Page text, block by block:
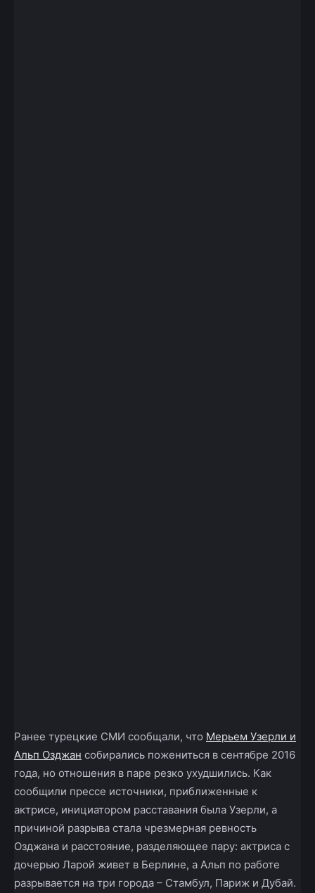
Ранее турецкие СМИ сообщали, что Мерьем Узерли и
Альп Озджан собирались пожениться в сентябре 2016
года, но отношения в паре резко ухудшились. Как
сообщили прессе источники, приближенные к
актрисе, инициатором расставания была Узерли, а
причиной разрыва стала чрезмерная ревность
Озджана и расстояние, разделяющее пару: актриса с
дочерью Ларой живет в Берлине, а Альп по работе
разрывается на три города – Стамбул, Париж и Дубай.